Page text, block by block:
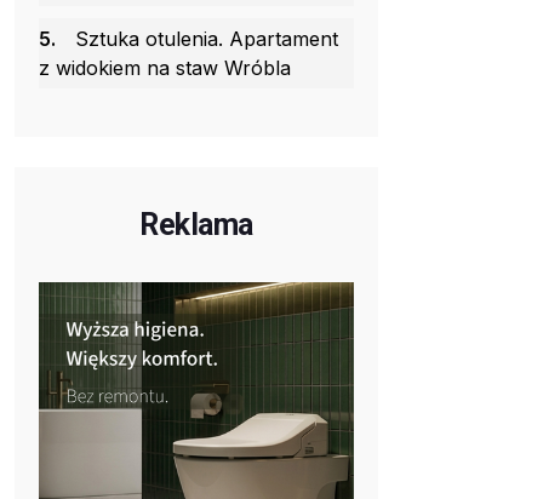
5.
Sztuka otulenia. Apartament
z widokiem na staw Wróbla
Reklama